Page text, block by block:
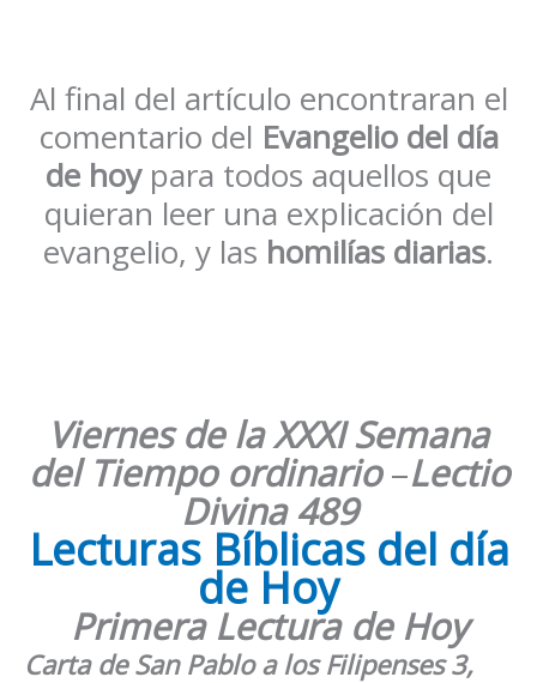
Al final del artículo encontraran el
comentario del Evangelio del día
de hoypara todos aquellos que
quieran leer una explicación del
evangelio, y las homilías diarias.
Viernes de la XXXI Semana
del Tiempo ordinario–Lectio
Divina 489
Lecturas Bíblicas del día
de Hoy
Primera Lectura de Hoy
Carta de San Pablo a los Filipenses 3,